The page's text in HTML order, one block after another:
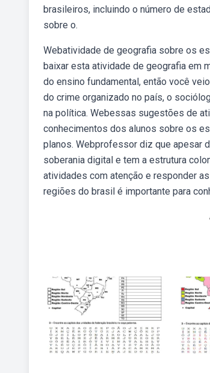
brasileiros, incluindo o número de
sobre o.
Webatividade de geografia sobre os
baixar esta atividade de geografia em
do ensino fundamental, então você
do crime organizado no país, o
na política. Webessas sugestões de
conhecimentos dos alunos sobre os
planos. Webprofessor diz que apesar
soberania digital e tem a estrutura
atividades com atenção e responder
regiões do brasil é importante para